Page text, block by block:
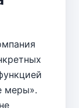
меры».